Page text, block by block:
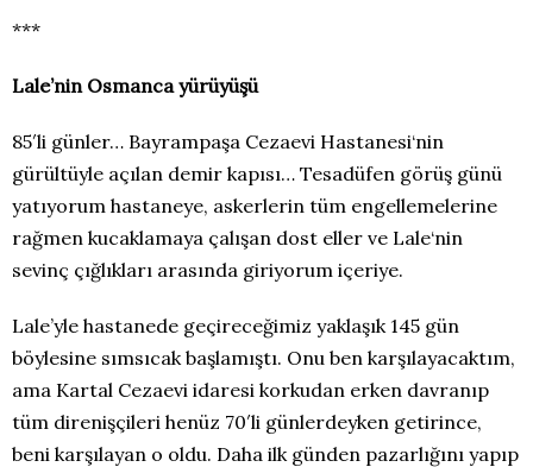
***
Lale’nin Osmanca yürüyüşü
85′li günler… Bayrampaşa Cezaevi Hastanesi‘nin
gürültüyle açılan demir kapısı… Tesadüfen görüş günü
yatıyorum hastaneye, askerlerin tüm engellemelerine
rağmen kucaklamaya çalışan dost eller ve Lale‘nin
sevinç çığlıkları arasında giriyorum içeriye.
Lale’yle hastanede geçireceğimiz yaklaşık 145 gün
böylesine sımsıcak başlamıştı. Onu ben karşılayacaktım,
ama Kartal Cezaevi idaresi korkudan erken davranıp
tüm direnişçileri henüz 70′li günlerdeyken getirince,
beni karşılayan o oldu. Daha ilk günden pazarlığını yapıp